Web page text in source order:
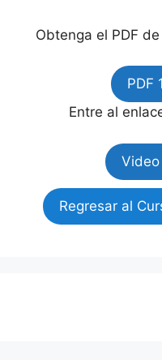
Obtenga el PDF
PDF
Entre al
Video
Regresar al